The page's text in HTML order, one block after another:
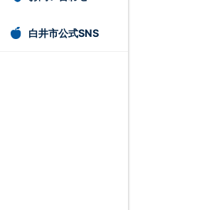
白井市公式SNS